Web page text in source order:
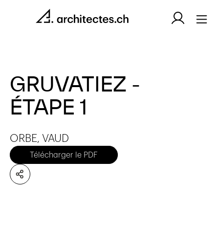
GRUVATIEZ -
ÉTAPE 1
ORBE, VAUD
Télécharger le PDF